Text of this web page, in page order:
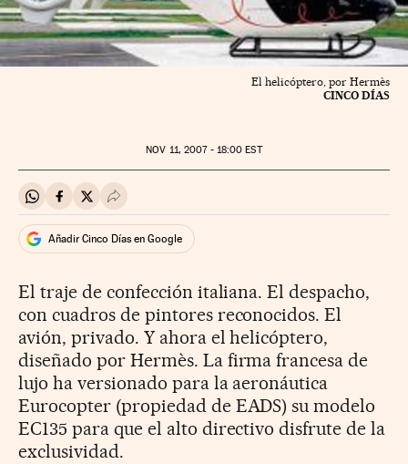
El helicóptero, por Hermès
CINCO DÍAS
NOV 11, 2007 - 18:00 EST
Compartir en Whatsapp
Compartir en Facebook
Compartir en Twitter
Desplegar Redes Sociales
Añadir Cinco Días en Google
El traje de confección italiana. El despacho,
con cuadros de pintores reconocidos. El
avión, privado. Y ahora el helicóptero,
diseñado por Hermès. La firma francesa de
lujo ha versionado para la aeronáutica
Eurocopter (propiedad de EADS) su modelo
EC135 para que el alto directivo disfrute de la
exclusividad.